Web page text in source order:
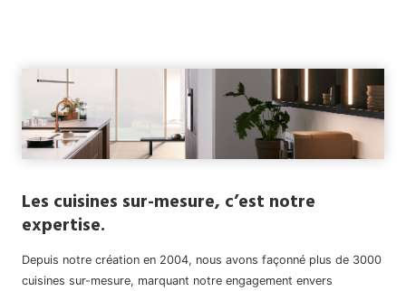
Les cuisines sur-mesure, c’est notre
expertise.
Depuis notre création en 2004, nous avons façonné plus de 3000
cuisines sur-mesure, marquant notre engagement envers